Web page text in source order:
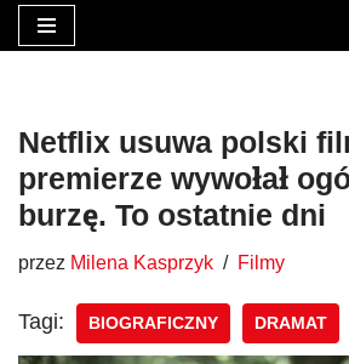
treści
Netflix usuwa polski
premierze wywołał
burzę. To ostatnie dni
przez Milena Kasprzyk Filmy
Tagi: BIOGRAFICZNY DRAMAT